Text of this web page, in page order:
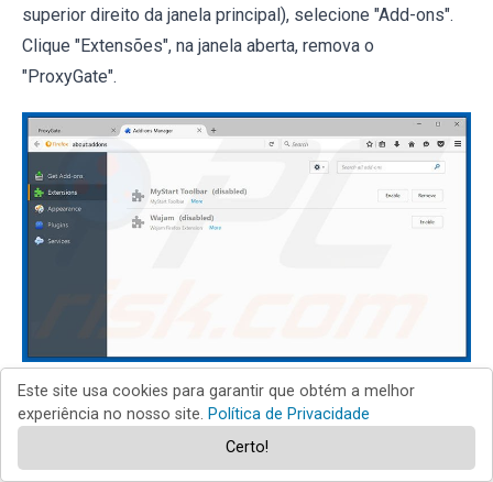
superior direito da janela principal), selecione "Add-ons".
Clique "Extensões", na janela aberta, remova o
"ProxyGate".
Método opcional:
Os utilizadores de computador que estão a ter problemas
Este site usa cookies para garantir que obtém a melhor
experiência no nosso site. Política de Privacidade
Certo!